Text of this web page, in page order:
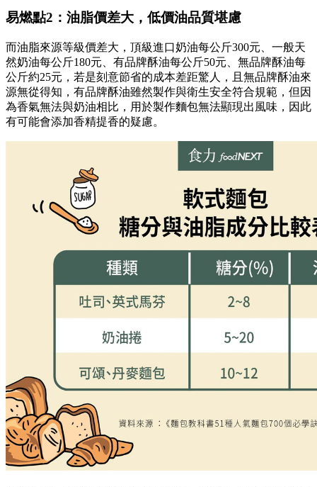
易燃點2：油脂價差大，低價油品質堪慮
而油脂來源等級價差大，頂級進口奶油每公斤300元、一般天
然奶油每公斤180元、有品牌酥油每公斤50元、無品牌酥油每
公斤約25元，若是刻意節省的成本差距驚人，且無品牌酥油來
源無從得知，有品牌酥油雖然製作與衛生安全符合規範，但因
為香氣無法與奶油相比，用於製作麵包無法顯現出風味，因此
有可能會添加香精提香的疑慮。